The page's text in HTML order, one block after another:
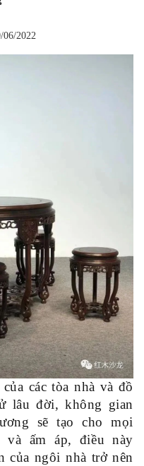
06/2022
các tòa nhà và đồ
lâu đời, không gian
sẽ tạo cho mọi
và ấm áp, điều này
của ngôi nhà trở nên